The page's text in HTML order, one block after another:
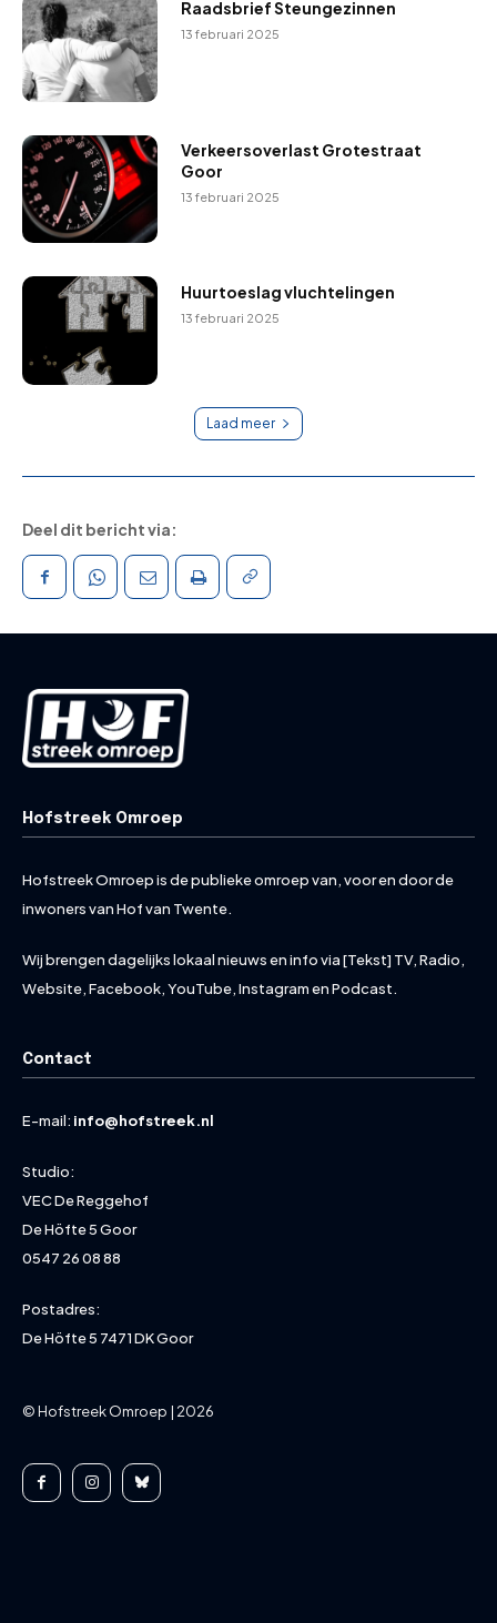
Raadsbrief Steungezinnen
13 februari 2025
Verkeersoverlast Grotestraat
Goor
13 februari 2025
Huurtoeslag vluchtelingen
13 februari 2025
Laad meer
Deel dit bericht via:
Hofstreek Omroep
Hofstreek Omroep is de publieke omroep van, voor en door de
inwoners van Hof van Twente.
Wij brengen dagelijks lokaal nieuws en info via [Tekst] TV, Radio,
Website, Facebook, YouTube, Instagram en Podcast.
Contact
E-mail: info@hofstreek.nl
Studio:
VEC De Reggehof
De Höfte 5 Goor
0547 26 08 88
Postadres:
De Höfte 5 7471 DK Goor
© Hofstreek Omroep | 2026